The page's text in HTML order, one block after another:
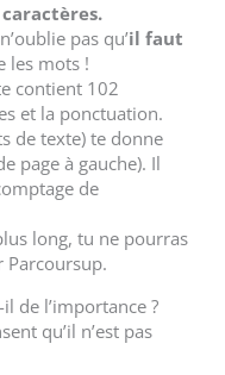
pas qu’il faut
les mots !
contient 102
et la ponctuation.
de texte) te donne
page à gauche). Il
de
long, tu ne pourras
Parcoursup.
de l’importance ?
qu’il n’est pas